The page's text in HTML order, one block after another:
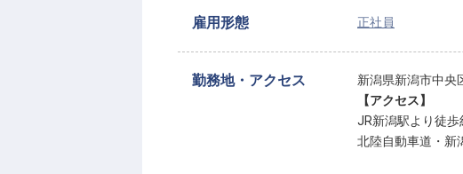
雇用形態 正社員
勤務地・アクセス
新潟県新潟市中央
【アクセス】
JR新潟駅より徒歩
北陸自動車道・新